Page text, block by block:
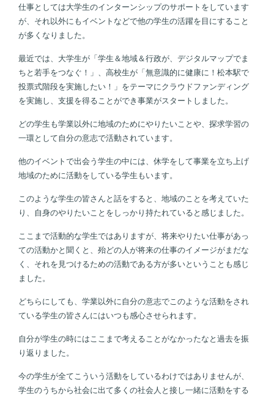
仕事としては大学生のインターンシップのサポートをしています
が、それ以外にもイベントなどで他の学生の活躍を目にすること
が多くなりました。
最近では、大学生が「学生＆地域＆行政が、デジタルマップでま
ちと若手をつなぐ！」、高校生が「無意識的に健康に！松本駅で
投票式階段を実施したい！」をテーマにクラウドファンディング
を実施し、支援を得ることができ事業がスタートしました。
どの学生も学業以外に地域のためにやりたいことや、探求学習の
一環として自分の意志で活動されています。
他のイベントで出会う学生の中には、休学をして事業を立ち上げ
地域のために活動をしている学生もいます。
このような学生の皆さんと話をすると、地域のことを考えていた
り、自身のやりたいことをしっかり持たれていると感じました。
ここまで活動的な学生ではありますが、将来やりたい仕事があっ
ての活動かと聞くと、殆どの人が将来の仕事のイメージがまだな
く、それを見つけるための活動である方が多いということも感じ
ました。
どちらにしても、学業以外に自分の意志でこのような活動をされ
ている学生の皆さんにはいつも感心させられます。
自分が学生の時にはここまで考えることがなかったなと過去を振
り返りました。
今の学生が全てこういう活動をしているわけではありませんが、
学生のうちから社会に出て多くの社会人と接し一緒に活動をする